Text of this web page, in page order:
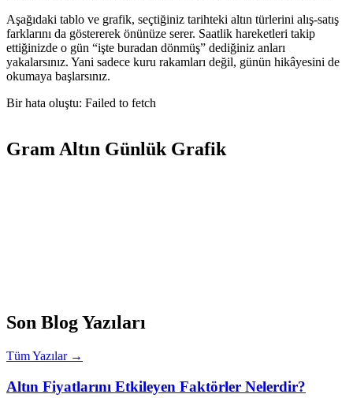
Aşağıdaki tablo ve grafik, seçtiğiniz tarihteki altın türlerini alış-satış
farklarını da göstererek önünüze serer. Saatlik hareketleri takip
ettiğinizde o gün “işte buradan dönmüş” dediğiniz anları
yakalarsınız. Yani sadece kuru rakamları değil, günün hikâyesini de
okumaya başlarsınız.
Bir hata oluştu: Failed to fetch
Gram Altın Günlük Grafik
Son Blog Yazıları
Tüm Yazılar →
Altın Fiyatlarını Etkileyen Faktörler Nelerdir?